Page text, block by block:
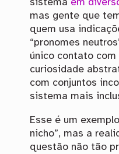
sistema em
mas gente que
quem usa
“pronomes
único contato
curiosidade
com conjuntos
sistema mais
Esse é um
nicho”, mas a
questão não tão